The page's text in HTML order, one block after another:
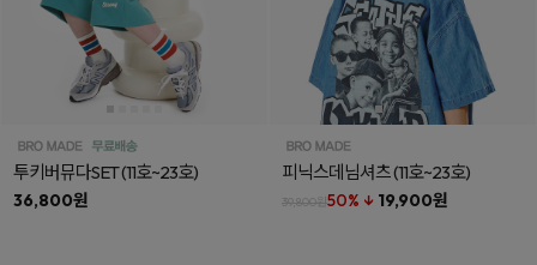
투키버뮤다SET(11호~23호)
36,800원
피닉스데님셔츠(11호~23호)
39,800원50% ↓ 19,900원